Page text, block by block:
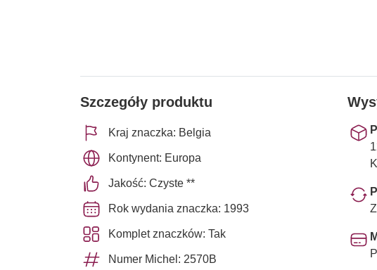
Szczegóły produktu
Kraj znaczka: Belgia
Kontynent: Europa
Jakość: Czyste **
Rok wydania znaczka: 1993
Komplet znaczków: Tak
Numer Michel: 2570B